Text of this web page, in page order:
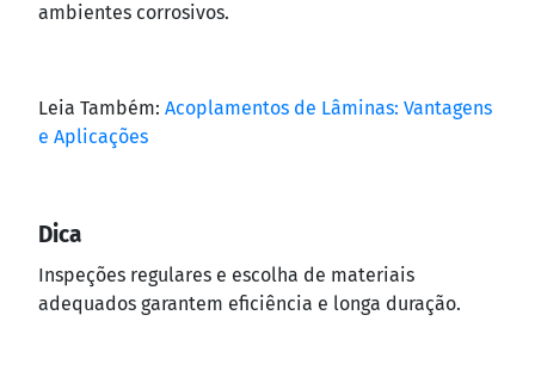
ambientes corrosivos.
Leia Também:Acoplamentos de Lâminas: Vantagens
e Aplicações
Dica
Inspeções regulares e escolha de materiais
adequados garantem eficiência e longa duração.